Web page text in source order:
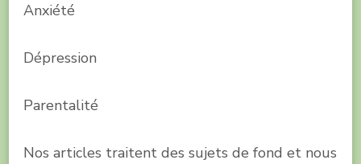
Anxiété
Dépression
Parentalité
Nos articles traitent des sujets de fond et nous